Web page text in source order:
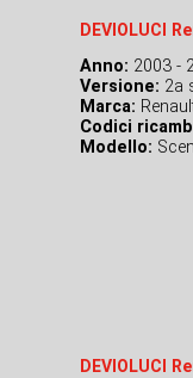
DEVIOLUCI
Anno: 2003 -
Versione: 2a
Marca:
Codici
Modello:
DEVIOLUCI